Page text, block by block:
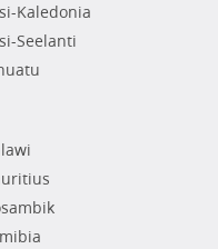
Kaledonia
Seelanti